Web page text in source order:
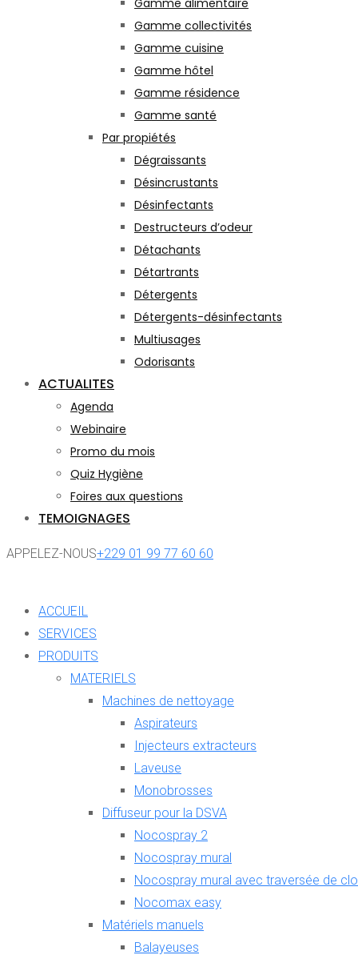
Gamme alimentaire
Gamme collectivités
Gamme cuisine
Gamme hôtel
Gamme résidence
Gamme santé
Par propiétés
Dégraissants
Désincrustants
Désinfectants
Destructeurs d’odeur
Détachants
Détartrants
Détergents
Détergents-désinfectants
Multiusages
Odorisants
ACTUALITES
Agenda
Webinaire
Promo du mois
Quiz Hygiène
Foires aux questions
TEMOIGNAGES
APPELEZ-NOUS+229 01 99 77 60 60
ACCUEIL
SERVICES
PRODUITS
MATERIELS
Machines de nettoyage
Aspirateurs
Injecteurs extracteurs
Laveuse
Monobrosses
Diffuseur pour la DSVA
Nocospray 2
Nocospray mural
Nocospray mural avec traversée de
Nocomax easy
Matériels manuels
Balayeuses